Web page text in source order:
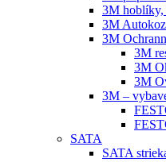
3M hoblíky,
3M
3M
3M
3M
3M
3M –
SATA
SATA